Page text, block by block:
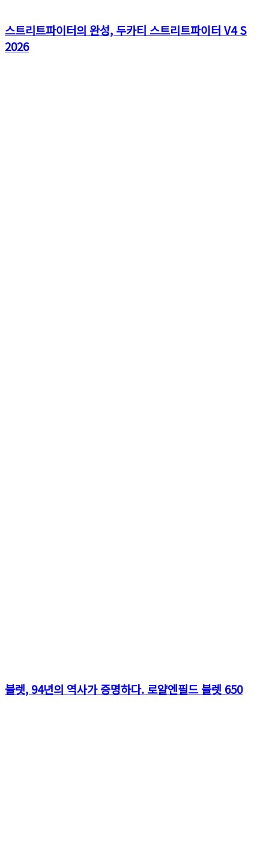
스트리트파이터의 완성, 두카티 스트리트파이터 V4 S
2026
뷸렛, 94년의 역사가 증명하다. 로얄엔필드 뷸렛 650